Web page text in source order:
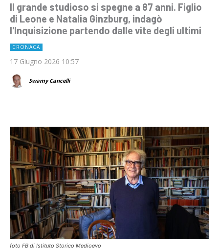
Il grande studioso si spegne a 87 anni. Figlio
di Leone e Natalia Ginzburg, indagò
l'Inquisizione partendo dalle vite degli ultimi
CRONACA
17 Giugno 2026 10:57
Swamy Cancelli
foto FB di Istituto Storico Medioevo